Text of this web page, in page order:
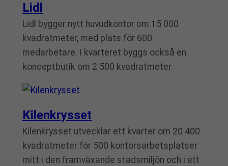
Lidl
Lidl bygger nytt huvudkontor om 15 000
kvadratmeter, med plats för 600
medarbetare. I kvarteret byggs också en
konceptbutik om 2 500 kvadratmeter.
Kilenkrysset
Kilenkrysset utvecklar ett kvarter om 20 400
kvadratmeter för 500 kontorsarbetsplatser
mitt i den framväxande stadsmiljön och i ett